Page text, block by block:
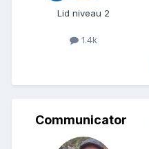
Lid niveau 2
1.4k
Communicator